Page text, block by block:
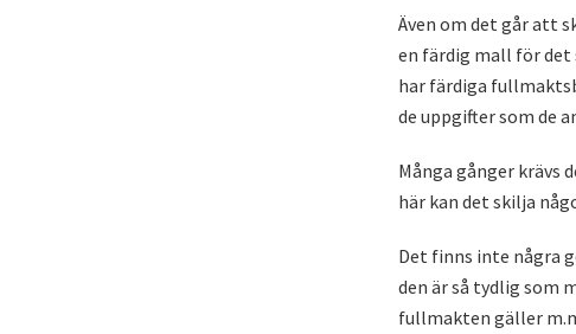
Även om det går att
en färdig mall för det
har färdiga
de uppgifter som de
Många gånger krävs
här kan det skilja
Det finns inte några
den är så tydlig som
fullmakten gäller